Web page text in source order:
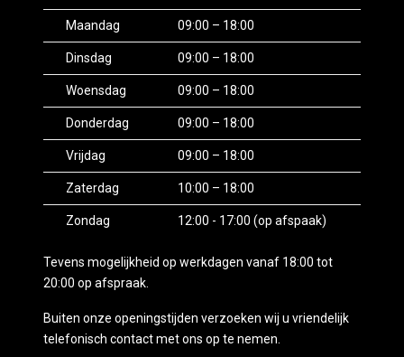
Maandag 09:00 – 18:00
Dinsdag 09:00 – 18:00
Woensdag 09:00 – 18:00
Donderdag 09:00 – 18:00
Vrijdag 09:00 – 18:00
Zaterdag 10:00 – 18:00
Zondag 12:00 - 17:00 (op afspaak)
Tevens mogelijkheid op werkdagen vanaf 18:00 tot
20:00 op afspraak.
Buiten onze openingstijden verzoeken wij u vriendelijk
telefonisch contact met ons op te nemen.